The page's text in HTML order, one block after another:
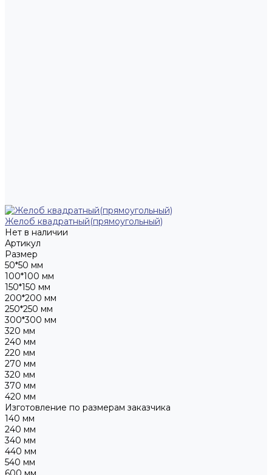
Желоб квадратный(прямоугольный)
Нет в наличии
Артикул
Размер
50*50 мм
100*100 мм
150*150 мм
200*200 мм
250*250 мм
300*300 мм
320 мм
240 мм
220 мм
270 мм
320 мм
370 мм
420 мм
Изготовление по размерам заказчика
140 мм
240 мм
340 мм
440 мм
540 мм